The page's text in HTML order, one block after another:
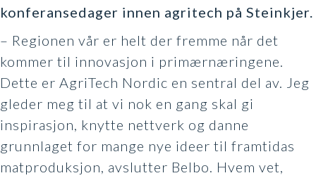
konferansedager innen agritech på Steinkjer.
– Regionen vår er helt der fremme når det
kommer til innovasjon i primærnæringene.
Dette er AgriTech Nordic en sentral del av. Jeg
gleder meg til at vi nok en gang skal gi
inspirasjon, knytte nettverk og danne
grunnlaget for mange nye ideer til framtidas
matproduksjon, avslutter Belbo. Hvem vet,